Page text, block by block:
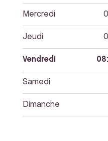
Mercredi
Jeudi
Vendredi
Samedi
Dimanche